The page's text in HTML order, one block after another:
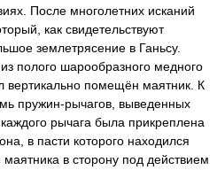
После многолетних исканий
как свидетельствуют
землетрясение в Ганьсу.
полого шарообразного медного
вертикально помещён маятник. К
пружин-рычагов, выведенных
рычага была прикреплена
в пасти которого находился
в сторону под действием